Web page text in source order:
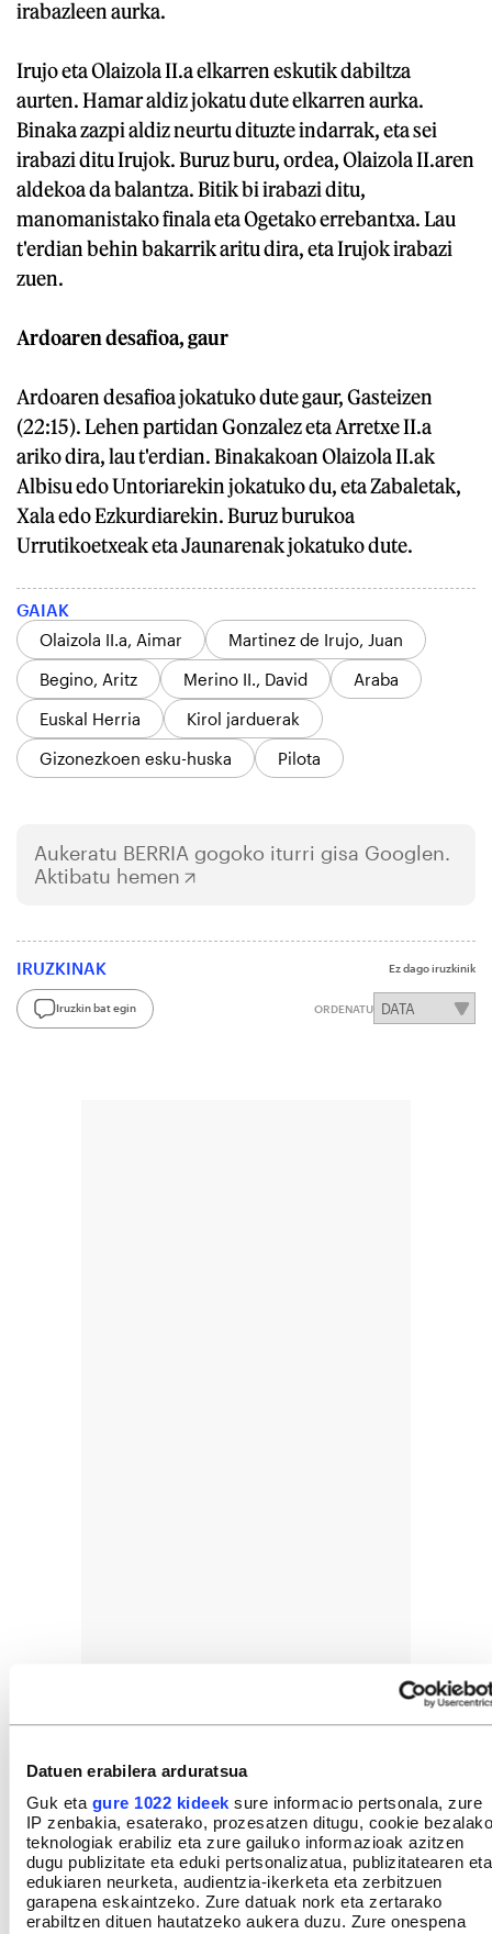
Datuen erabilera arduratsua
Guk eta gure 1022 kideek sure informacio pertsonala, zure
IP zenbakia, esaterako, prozesatzen ditugu, cookie bezalako
teknologiak erabiliz eta zure gailuko informazioak azitzen
dugu publizitate eta eduki pertsonalizatua, publizitatearen eta
edukiaren neurketa, audientzia-ikerketa eta zerbitzuen
garapena eskaintzeko. Zure datuak nork eta zertarako
erabiltzen dituen hautatzeko aukera duzu. Zure onespena
irabazleen aurka.
Irujo eta Olaizola II.a elkarren eskutik dabiltza
aurten. Hamar aldiz jokatu dute elkarren aurka.
Binaka zazpi aldiz neurtu dituzte indarrak, eta sei
irabazi ditu Irujok. Buruz buru, ordea, Olaizola II.aren
aldekoa da balantza. Bitik bi irabazi ditu,
manomanistako finala eta Ogetako errebantxa. Lau
t'erdian behin bakarrik aritu dira, eta Irujok irabazi
zuen.
Ardoaren desafioa, gaur
Ardoaren desafioa jokatuko dute gaur, Gasteizen
(22:15). Lehen partidan Gonzalez eta Arretxe II.a
ariko dira, lau t'erdian. Binakakoan Olaizola II.ak
Albisu edo Untoriarekin jokatuko du, eta Zabaletak,
Xala edo Ezkurdiarekin. Buruz burukoa
Urrutikoetxeak eta Jaunarenak jokatuko dute.
GAIAK
Olaizola II.a, Aimar
Martinez de Irujo, Juan
Begino, Aritz
Merino II., David
Araba
Euskal Herria
Kirol jarduerak
Gizonezkoen esku-huska
Pilota
Aukeratu BERRIA gogoko iturri gisa Googlen.
Aktibatu hemen
IRUZKINAK Ez dago iruzkinik
Iruzkin bat egin ORDENATU
GEHIEN IRAKURRIAK